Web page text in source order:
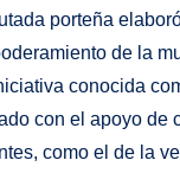
porteña
de la
conocida
con el apoyo de
como el de la